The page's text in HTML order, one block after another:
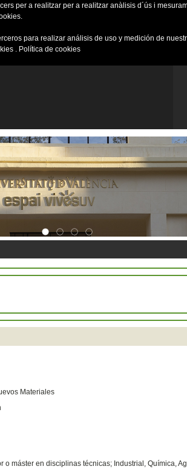
per a realitzar per a realitzar anàlisis d´ús i
para realizar análisis de uso y medición de
. Política de cookies
Materiales
o máster en disciplinas técnicas; Industrial, Química,